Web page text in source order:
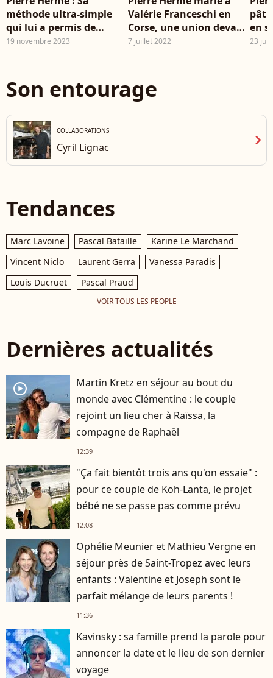
méthode ultra-simple
qui lui a permis de
perdre près de 30 kilos
19 novembre 2023
Valérie Franceschi en
Corse, une union devant
la crème de la crème
7 juillet 2022
en
et
23
Son entourage
COLLABORATIONS
Cyril Lignac chevron_right
Tendances
Marc Lavoine Pascal Bataille
Karine Le Marchand
Vincent Niclo
Laurent Gerra
Vanessa Paradis
Louis Ducruet
Pascal Praud
VOIR TOUS LES PEOPLE
Dernières actualités
player2
Martin Kretz en séjour au bout du
monde avec Clémentine : le couple
rejoint un lieu cher à Raïssa, la
compagne de Raphaël
12:39
"Ça fait bientôt trois ans qu'on essaie" :
pour ce couple de Koh-Lanta, le projet
bébé ne se passe pas comme prévu
12:08
Ophélie Meunier et Mathieu Vergne en
séjour près de Saint-Tropez avec leurs
enfants : Valentine et Joseph sont le
parfait mélange de leurs parents !
11:36
Kavinsky : sa famille prend la parole pour
annoncer la date et le lieu de son dernier
voyage